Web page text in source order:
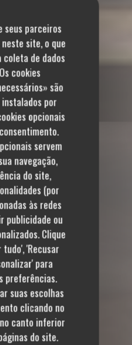
seus parceiros
site, o que
de dados
cookies
são
por
opcionais
servem
navegação,
do site,
(por
às redes
publicidade ou
Clique
'Recusar
para
preferências.
suas escolhas
clicando no
canto inferior
do site.